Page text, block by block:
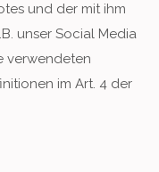
und der mit ihm
unser Social Media
verwendeten
im Art. 4 der